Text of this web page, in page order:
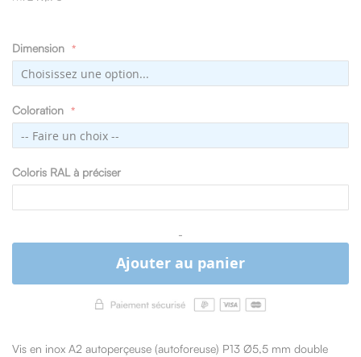
Dimension
Coloration
Coloris RAL à préciser
-
Ajouter au panier
Vis en inox A2 autoperçeuse (autoforeuse) P13 Ø5,5 mm double